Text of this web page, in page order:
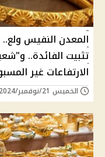
المعدن النفيس
تثبيت الفائدة..
الارتفاعات غير
الخميس 21/نوفمبر/2024 - 10:29 م